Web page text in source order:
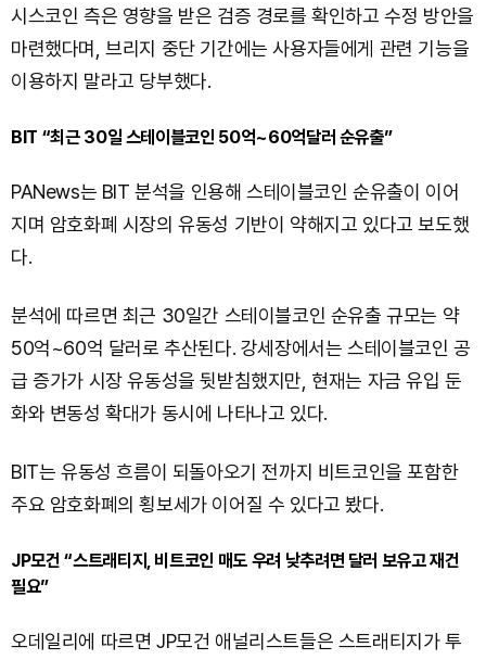
시스코인 측은 영향을 받은 검증 경로를 확인하고 수정 방안을
마련했다며, 브리지 중단 기간에는 사용자들에게 관련 기능을
이용하지 말라고 당부했다.
BIT “최근 30일 스테이블코인 50억~60억달러 순유출”
PANews는 BIT 분석을 인용해 스테이블코인 순유출이 이어
지며 암호화폐 시장의 유동성 기반이 약해지고 있다고 보도했
다.
분석에 따르면 최근 30일간 스테이블코인 순유출 규모는 약
50억~60억 달러로 추산된다. 강세장에서는 스테이블코인 공
급 증가가 시장 유동성을 뒷받침했지만, 현재는 자금 유입 둔
화와 변동성 확대가 동시에 나타나고 있다.
BIT는 유동성 흐름이 되돌아오기 전까지 비트코인을 포함한
주요 암호화폐의 횡보세가 이어질 수 있다고 봤다.
JP모건 “스트래티지, 비트코인 매도 우려 낮추려면 달러 보유고 재건
필요”
오데일리에 따르면 JP모건 애널리스트들은 스트래티지가 투